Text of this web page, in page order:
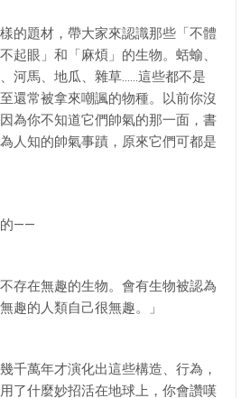
題材，帶大家來認識那些「不體
起眼」和「麻煩」的生物。蛞蝓、
河馬、地瓜、雜草……這些都不是
還常被拿來嘲諷的物種。以前你沒
為你不知道它們帥氣的那一面，書
人知的帥氣事蹟，原來它們可都是
——
在無趣的生物。會有生物被認為
趣的人類自己很無趣。」
萬年才演化出這些構造、行為，
了什麼妙招活在地球上，你會讚嘆